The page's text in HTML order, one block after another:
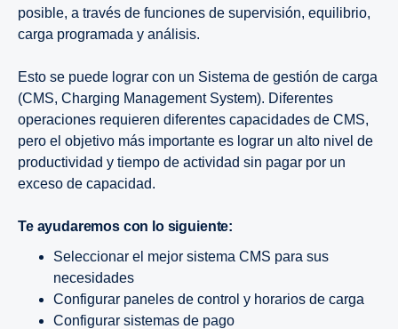
posible, a través de funciones de supervisión, equilibrio,
carga programada y análisis.
Esto se puede lograr con un Sistema de gestión de carga
(CMS, Charging Management System). Diferentes
operaciones requieren diferentes capacidades de CMS,
pero el objetivo más importante es lograr un alto nivel de
productividad y tiempo de actividad sin pagar por un
exceso de capacidad.
Te ayudaremos con lo siguiente:
Seleccionar el mejor sistema CMS para sus
necesidades
Configurar paneles de control y horarios de carga
Configurar sistemas de pago